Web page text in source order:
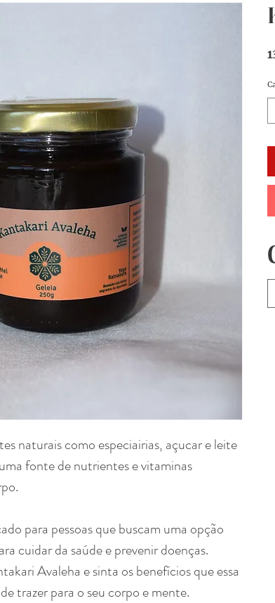
naturais como especiairias, açucar e leite
fonte de nutrientes e vitaminas
para pessoas que buscam uma opção
cuidar da saúde e prevenir doenças.
Avaleha e sinta os benefícios que essa
trazer para o seu corpo e mente.